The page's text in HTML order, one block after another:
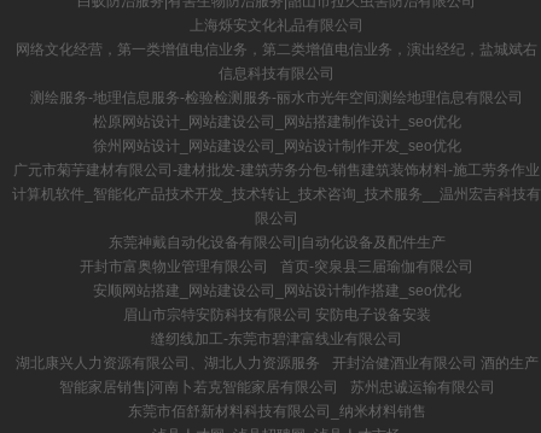
上海烁安文化礼品有限公司
网络文化经营，第一类增值电信业务，第二类增值电信业务，演出经纪，盐城斌右
信息科技有限公司
测绘服务-地理信息服务-检验检测服务-丽水市光年空间测绘地理信息有限公司
松原网站设计_网站建设公司_网站搭建制作设计_seo优化
徐州网站设计_网站建设公司_网站设计制作开发_seo优化
广元市菊芋建材有限公司-建材批发-建筑劳务分包-销售建筑装饰材料-施工劳务作业
计算机软件_智能化产品技术开发_技术转让_技术咨询_技术服务__温州宏吉科技有
限公司
东莞神戴自动化设备有限公司|自动化设备及配件生产
开封市富奥物业管理有限公司
首页-突泉县三届瑜伽有限公司
安顺网站搭建_网站建设公司_网站设计制作搭建_seo优化
眉山市宗特安防科技有限公司 安防电子设备安装
缝纫线加工-东莞市碧津富线业有限公司
湖北康兴人力资源有限公司、湖北人力资源服务
开封洽健酒业有限公司 酒的生产
智能家居销售|河南卜若克智能家居有限公司
苏州忠诚运输有限公司
东莞市佰舒新材料科技有限公司_纳米材料销售